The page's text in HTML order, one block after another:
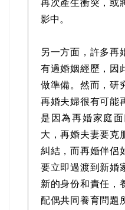
再次產生衝突，或
影中。
另一方面，許多再
有過婚姻經歷，因
做準備。然而，研
再婚夫婦很有可能
是因為再婚家庭
大，再婚夫妻要克
糾結，而再婚伴侶
要立即過渡到新婚
新的身份和責任，
配偶共同養育問題